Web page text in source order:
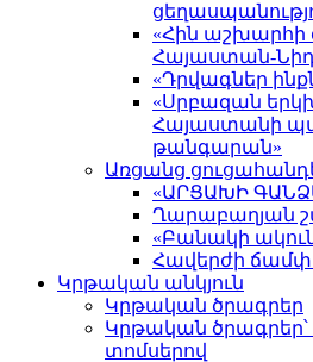
«Հին աշխարհի
Հայաստան-
«Դրվագներ
«Սրբազան
Հայաստանի
թանգարան»
Առցանց
«ԱՐՑԱԽԻ
Ղարաբաղյան
«Բանակի
Հավերժի
Կրթական անկյուն
Կրթական ծրագրեր
Կրթական
տոմսերով